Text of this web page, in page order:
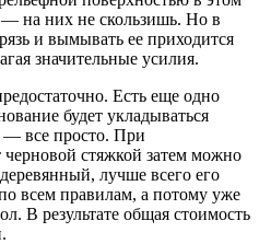
на них не скользишь. Но в
и вымывать ее приходится
значительные усилия.
Есть еще одно
будет укладываться
— все просто. При
стяжкой затем можно
лучше всего его
всем правилам, а потому уже
В результате общая стоимость